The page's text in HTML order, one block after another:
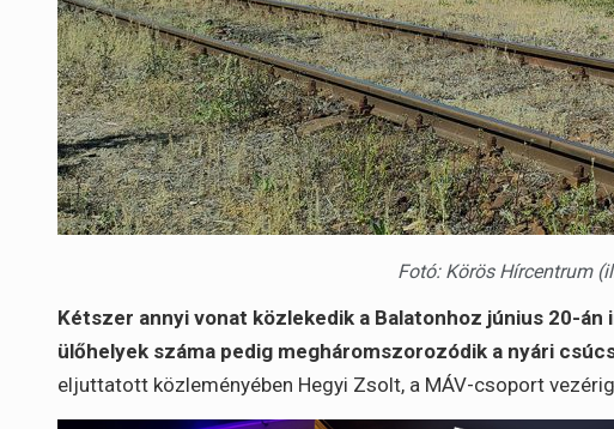
Fotó: Körös Hírcentrum
Kétszer annyi vonat közlekedik a Balatonhoz június 20-
ülőhelyek száma pedig megháromszorozódik a nyári
eljuttatott közleményében Hegyi Zsolt, a MÁV-csoport